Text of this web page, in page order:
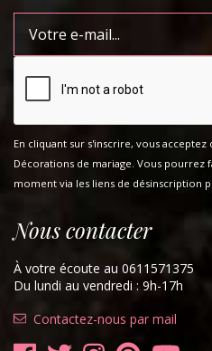
En cliquant sur s'inscrire, vous
Décorations de mariage. Vous pourrez
moment via les liens de désinscription
Nous contacter
À votre écoute au 0611571375
Du lundi au vendredi : 9h-17h
Contactez-nous par mail